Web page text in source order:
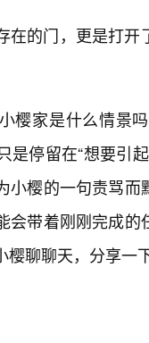
在的门，更是打
樱家是什么情景
是停留在“想要引
小樱的一句责骂
会带着刚刚完成
聊聊天，分享一